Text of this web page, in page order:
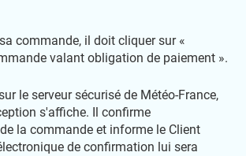
commande, il doit cliquer sur «
valant obligation de paiement ».
le serveur sécurisé de Météo-France,
s'affiche. Il confirme
la commande et informe le Client
de confirmation lui sera